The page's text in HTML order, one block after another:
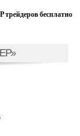
трейдеров бесплатно